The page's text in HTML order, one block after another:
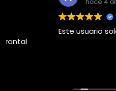
Este usuario solo dejó